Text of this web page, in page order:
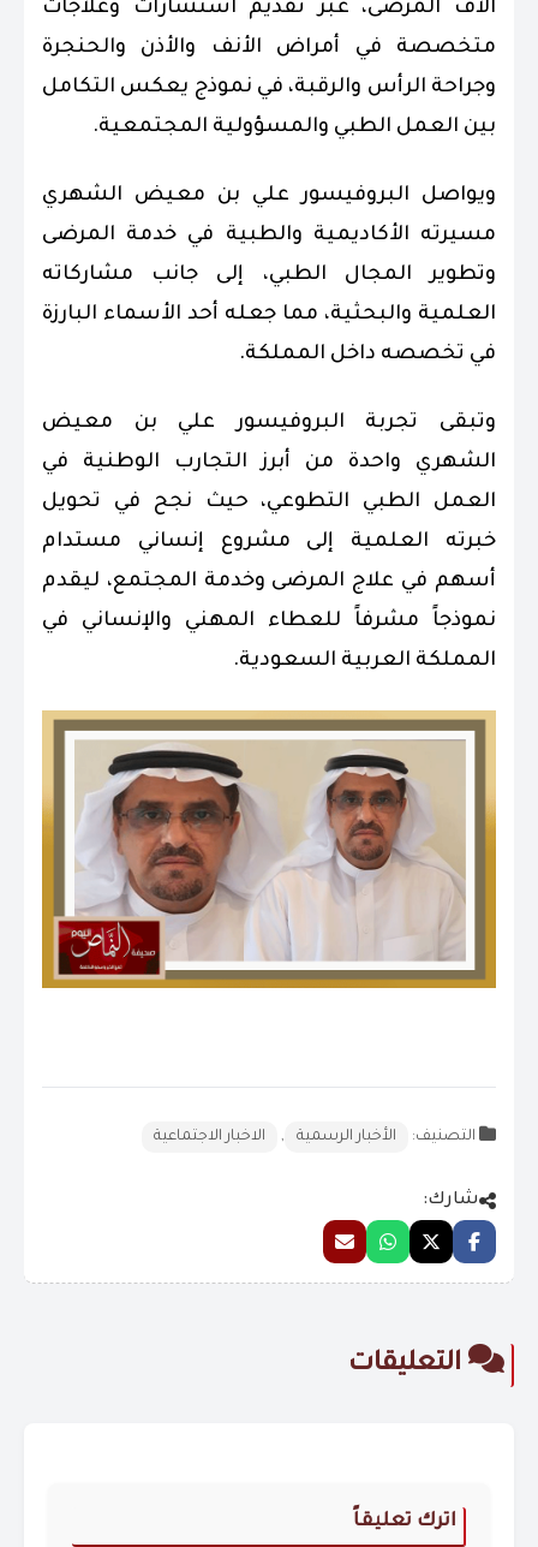
آلاف المرضى، عبر تقديم استشارات وعلاجات
متخصصة في أمراض الأنف والأذن والحنجرة
وجراحة الرأس والرقبة، في نموذج يعكس التكامل
بين العمل الطبي والمسؤولية المجتمعية.
ويواصل البروفيسور علي بن معيض الشهري
مسيرته الأكاديمية والطبية في خدمة المرضى
وتطوير المجال الطبي، إلى جانب مشاركاته
العلمية والبحثية، مما جعله أحد الأسماء البارزة
في تخصصه داخل المملكة.
وتبقى تجربة البروفيسور علي بن معيض
الشهري واحدة من أبرز التجارب الوطنية في
العمل الطبي التطوعي، حيث نجح في تحويل
خبرته العلمية إلى مشروع إنساني مستدام
أسهم في علاج المرضى وخدمة المجتمع، ليقدم
نموذجاً مشرفاً للعطاء المهني والإنساني في
المملكة العربية السعودية.
التصنيف: الأخبار الرسمية , الاخبار الاجتماعية
شارك:
التعليقات
اترك تعليقاً